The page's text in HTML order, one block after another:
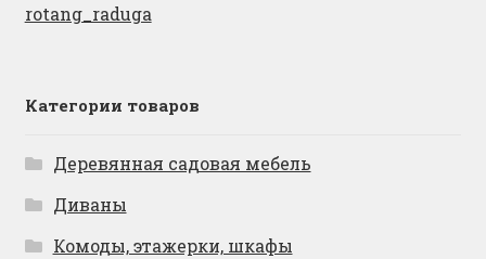
rotang_raduga
Категории товаров
Деревянная садовая мебель
Диваны
Комоды, этажерки, шкафы